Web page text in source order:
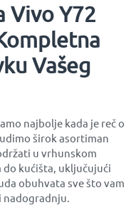
Vivo Y72
Vašeg
najbolje kada je reč o
širok asortiman
u vrhunskom
do kućišta, uključujući
obuhvata sve što vam